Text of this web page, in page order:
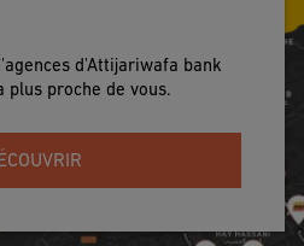
d'Attijariwafa bank
plus proche de vous.